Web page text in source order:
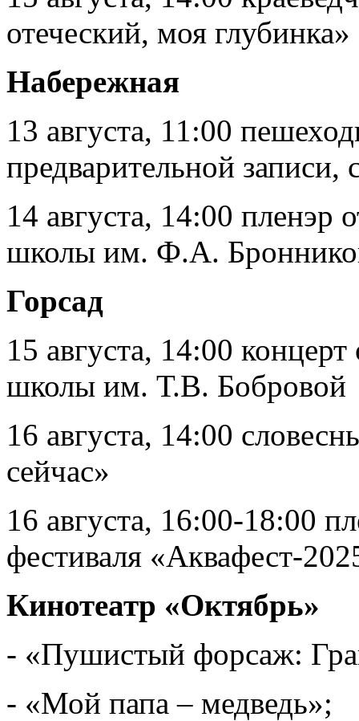
отеческий, моя глубинка»
Набережная
13 августа, 11:00
предварительной
14 августа, 14:00 пленэр
школы им. Ф.А.
Горсад
15 августа, 14:00
школы им. Т.В. Бобровой
16 августа, 14:00
сейчас»
16 августа, 16:00-18:00
фестиваля «Аквафест-
Кинотеатр «Октябрь»
- «Пушистый форсаж:
- «Мой папа – медведь»;